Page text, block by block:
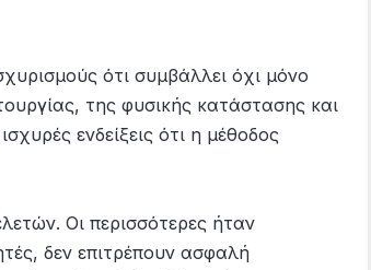
ότι συμβάλλει όχι μόνο
της φυσικής κατάστασης και
ενδείξεις ότι η μέθοδος
Οι περισσότερες ήταν
δεν επιτρέπουν ασφαλή